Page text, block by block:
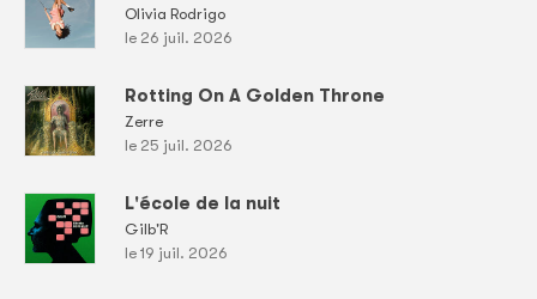
Olivia Rodrigo
le 26 juil. 2026
Rotting On A Golden Throne
Zerre
le 25 juil. 2026
L'école de la nuit
Gilb'R
le 19 juil. 2026